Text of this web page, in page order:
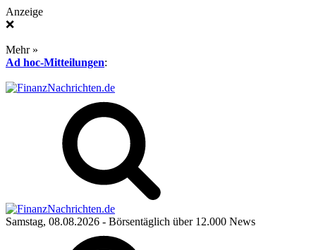
Anzeige
❌
Mehr »
Ad hoc-Mitteilungen:
Samstag, 08.08.2026 - Börsentäglich über 12.000 News